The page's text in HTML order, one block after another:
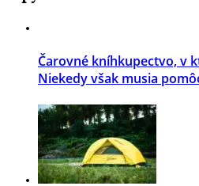
Čarovné kníhkupectvo, v
Niekedy však musia